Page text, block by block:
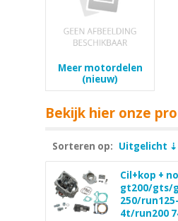
Meer motordelen
(nieuw)
Bekijk hier onze
Sorteren op: Uitgelicht
Cil+kop +
gt200/gts/
250/
4t/run200